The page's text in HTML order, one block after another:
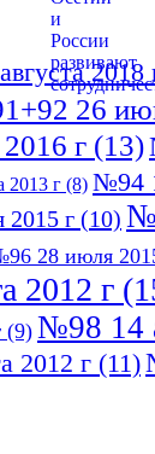
2018
26
г (13)
2013 г (8) №94
г (10)
28 июля
2012 г
(9) №98 14
2012 г (11)